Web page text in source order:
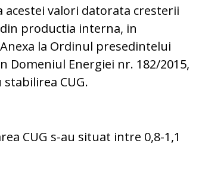
valori datorata cresterii
productia interna, in
la Ordinul presedintelui
Domeniul Energiei nr. 182/2015,
CUG.
CUG s-au situat intre 0,8-1,1